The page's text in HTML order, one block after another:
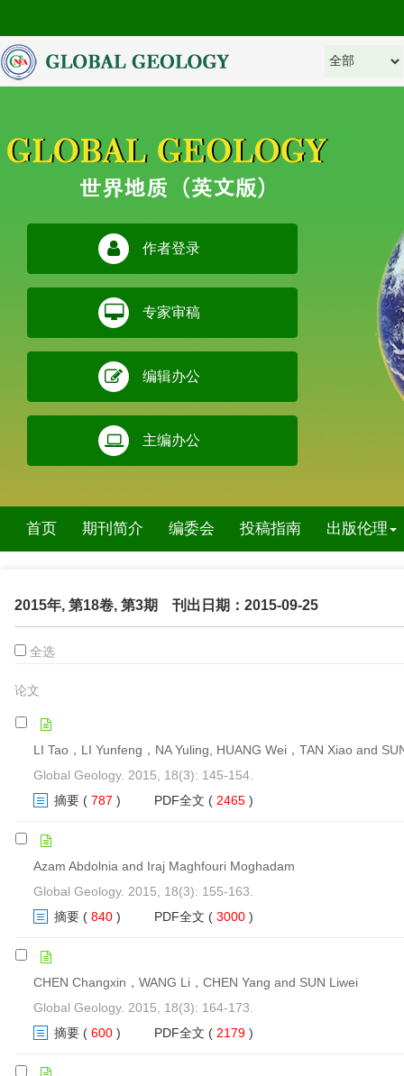
作者登录
专家审稿
编辑办公
主编办公
首页 期刊简介 编委会 投稿指南 出版伦理
2015年, 第18卷, 第3期 刊出日期：2015-09-25
全选
论文
LI Tao，LI Yunfeng，NA Yuling, HUANG Wei，TAN Xiao and
Global Geology. 2015, 18(3): 145-154.
摘要 ( 787 ) PDF全文 ( 2465 )
Azam Abdolnia and Iraj Maghfouri Moghadam
Global Geology. 2015, 18(3): 155-163.
摘要 ( 840 ) PDF全文 ( 3000 )
CHEN Changxin，WANG Li，CHEN Yang and SUN Liwei
Global Geology. 2015, 18(3): 164-173.
摘要 ( 600 ) PDF全文 ( 2179 )